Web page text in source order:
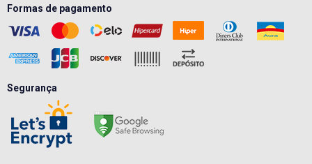
Formas de pagamento
Segurança